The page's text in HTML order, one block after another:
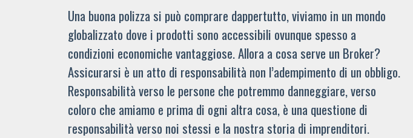
Una buona polizza si può comprare dappertutto, viviamo in un mondo
globalizzato dove i prodotti sono accessibili ovunque spesso a
condizioni economiche vantaggiose. Allora a cosa serve un Broker?
Assicurarsi è un atto di responsabilità non l’adempimento di un obbligo.
Responsabilità verso le persone che potremmo danneggiare, verso
coloro che amiamo e prima di ogni altra cosa, è una questione di
responsabilità verso noi stessi e la nostra storia di imprenditori.